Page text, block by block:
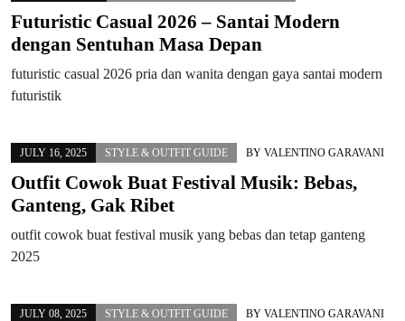
Futuristic Casual 2026 – Santai Modern
dengan Sentuhan Masa Depan
futuristic casual 2026 pria dan wanita dengan gaya santai modern
futuristik
JULY 16, 2025 STYLE & OUTFIT GUIDE BY VALENTINO GARAVANI
Outfit Cowok Buat Festival Musik: Bebas,
Ganteng, Gak Ribet
outfit cowok buat festival musik yang bebas dan tetap ganteng
2025
JULY 08, 2025 STYLE & OUTFIT GUIDE BY VALENTINO GARAVANI